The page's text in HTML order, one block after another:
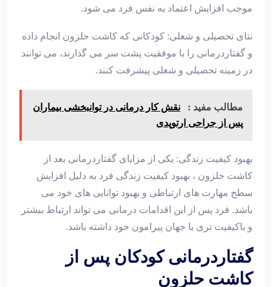
موجب افزایش اعتماد به نفس فرد می شود.
نتای تحصیلی و شغلی: کودکانی که کاشت حلزون انجام داده
و گفتاردرمانی را با موفقیت پشت سر می گذارند، می توانند
در زمینه تحصیلی و شغلی پیشرفت کنند.
مطالب مفید :
نقش کار درمانی در توانبخشی بیماران
پس از جراحی ارتوپدی
بهبود کیفیت زندگی: یکی از مزایای گفتاردرمانی بعد از
کاشت حلزون ، بهبود کیفیت زندگی فرد به دلیل افزایش
سطح مهارت های ارتباطی و بهبود توانایی های خود می
باشد. فرد پس از این اقدامات درمانی می تواند ارتباط بیشتر
و باکیفیت تری با جهان پیرامون خود داشته باشد.
گفتاردرمانی کودکان پس از
کاشت حلزون